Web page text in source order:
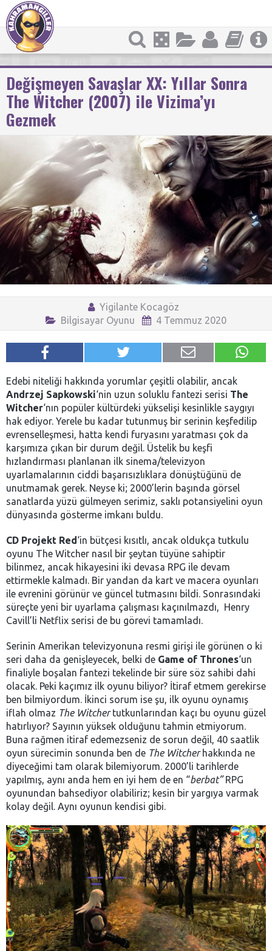
Değişmeyen Savaşlar XX: Yıllar Sonra
The Witcher (2007) ile Vizima’yı
Gezmek
Yigilante Kocagöz
Bilgisayar Oyunu
4 Temmuz 2020
Edebi niteliği hakkında yorumlar çeşitli olabilir, ancak
Andrzej Sapkowski‘nin uzun soluklu fantezi serisi The
Witcher‘nın popüler kültürdeki yükselişi kesinlikle saygıyı
hak ediyor. Yerele bu kadar tutunmuş bir serinin keşfedilip
evrenselleşmesi, hatta kendi furyasını yaratması çok da
karşımıza çıkan bir durum değil. Üstelik bu keşfi
hızlandırması planlanan ilk sinema/televizyon
uyarlamalarının ciddi başarısızlıklara dönüştüğünü de
unutmamak gerek. Neyse ki; 2000’lerin başında görsel
sanatlarda yüzü gülmeyen serimiz, saklı potansiyelini oyun
dünyasında gösterme imkanı buldu.
CD Projekt Red‘in bütçesi kısıtlı, ancak oldukça tutkulu
oyunu The Witcher nasıl bir şeytan tüyüne sahiptir
bilinmez, ancak hikayesini iki devasa RPG ile devam
ettirmekle kalmadı. Bir yandan da kart ve macera oyunları
ile evrenini görünür ve güncel tutmasını bildi. Sonrasındaki
süreçte yeni bir uyarlama çalışması kaçınılmazdı, Henry
Cavill’li Netflix serisi de bu görevi tamamladı.
Serinin Amerikan televizyonuna resmi girişi ile görünen o ki
seri daha da genişleyecek, belki de Game of Thrones‘un
finaliyle boşalan fantezi tekelinde bir süre söz sahibi dahi
olacak. Peki kaçımız ilk oyunu biliyor? İtiraf etmem gerekirse
ben bilmiyordum. İkinci sorum ise şu, ilk oyunu oynamış
iflah olmaz The Witchertutkunlarından kaçı bu oyunu güzel
hatırlıyor? Sayının yüksek olduğunu tahmin etmiyorum.
Buna rağmen itiraf edemezseniz de sorun değil, 40 saatlik
oyun sürecimin sonunda ben de The Witcherhakkında ne
diyeceğimi tam olarak bilemiyorum. 2000’li tarihlerde
yapılmış, aynı anda hem en iyi hem de en “berbat”RPG
oyunundan bahsediyor olabiliriz; kesin bir yargıya varmak
kolay değil. Aynı oyunun kendisi gibi.